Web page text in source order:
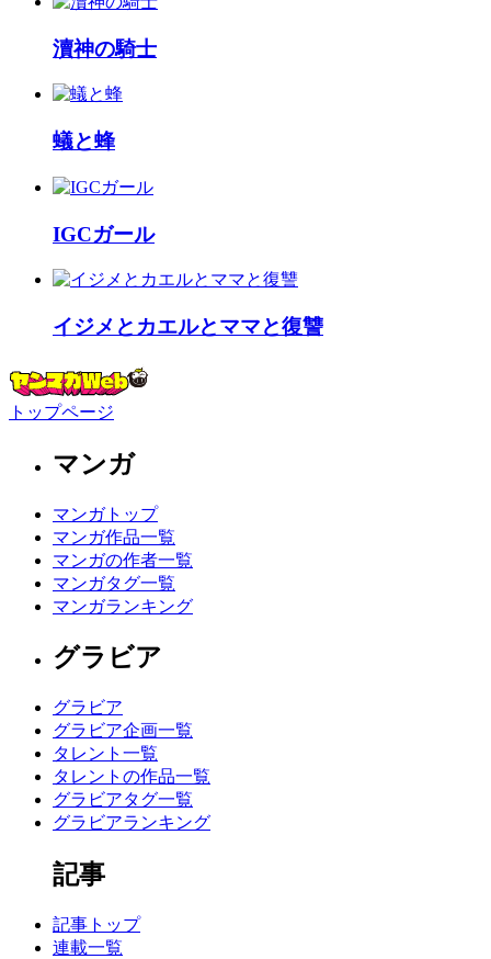
瀆神の騎士
蟻と蜂
IGCガール
イジメとカエルとママと復讐
トップページ
マンガ
マンガトップ
マンガ作品一覧
マンガの作者一覧
マンガタグ一覧
マンガランキング
グラビア
グラビア
グラビア企画一覧
タレント一覧
タレントの作品一覧
グラビアタグ一覧
グラビアランキング
記事
記事トップ
連載一覧